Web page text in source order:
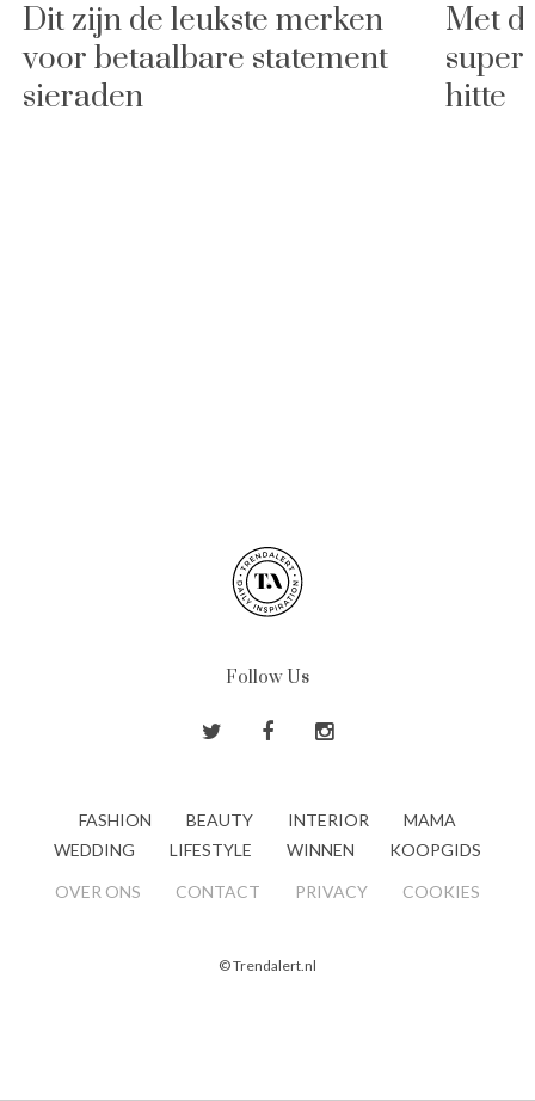
Dit zijn de leukste merken
voor betaalbare statement
sieraden
Met
hitte
Follow Us
FASHION BEAUTY INTERIOR
MAMA
WEDDING
LIFESTYLE WINNEN KOOPGIDS
OVER ONS CONTACT PRIVACY COOKIES
© Trendalert.nl